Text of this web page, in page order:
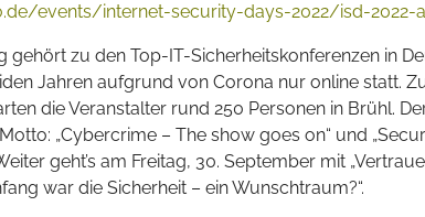
events/internet-security-days-2022/isd-2022-
gehört zu den Top-IT-Sicherheitskonferenzen in
Jahren aufgrund von Corona nur online statt.
die Veranstalter rund 250 Personen in Brühl.
„Cybercrime – The show goes on“ und
geht’s am Freitag, 30. September mit
war die Sicherheit – ein Wunschtraum?“.